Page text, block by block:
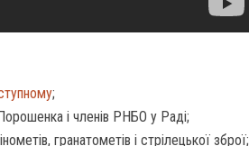
;
і членів РНБО у Раді;
гранатометів і стрілецької зброї;